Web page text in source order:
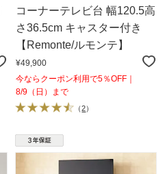
コーナーテレビ台 幅120.5高
さ36.5cm キャスター付き
【Remonte/ルモンテ】
¥49,900
今ならクーポン利用で5％OFF｜
8/9（日）まで
（2）